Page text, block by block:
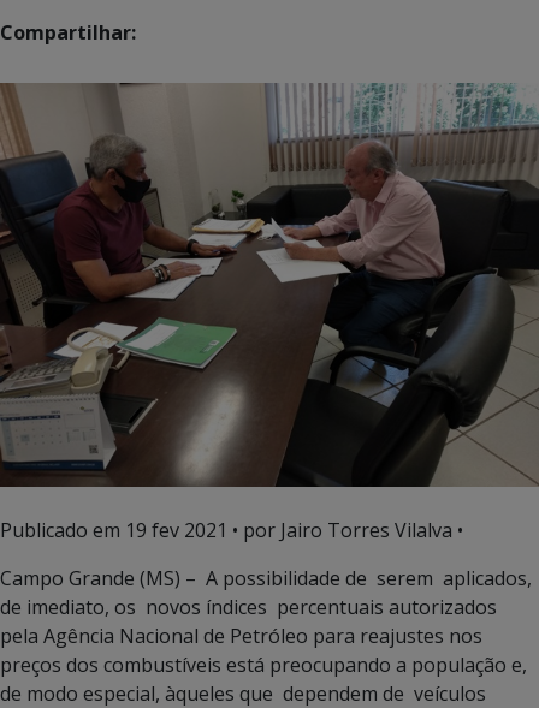
Compartilhar:
Publicado em 19 fev 2021 • por Jairo Torres Vilalva •
Campo Grande (MS) – A possibilidade de serem aplicados,
de imediato, os novos índices percentuais autorizados
pela Agência Nacional de Petróleo para reajustes nos
preços dos combustíveis está preocupando a população e,
de modo especial, àqueles que dependem de veículos